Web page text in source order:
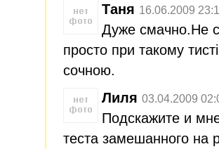
Таня 16.06.2009
Дуже смачно.Не
просто при такому
сочною.
Лиля 03.04.2009
Подскажите и
теста замешанного на